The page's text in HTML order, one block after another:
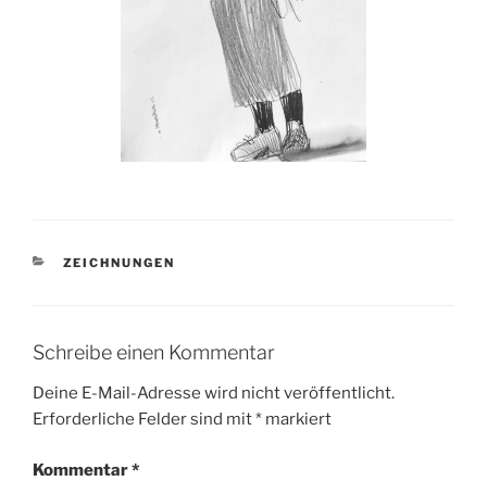
KATEGORIEN
ZEICHNUNGEN
Schreibe einen Kommentar
Deine E-Mail-Adresse wird nicht veröffentlicht.
Erforderliche Felder sind mit* markiert
Kommentar*